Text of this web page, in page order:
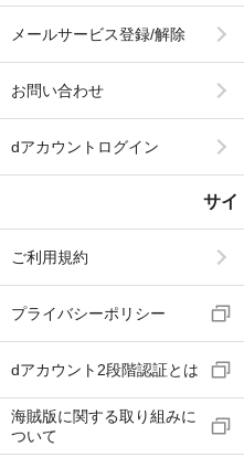
メールサービス登録/解除
お問い合わせ
dアカウントログイン
サイ
ご利用規約
プライバシーポリシー
dアカウント2段階認証とは
海賊版に関する取り組みに
ついて